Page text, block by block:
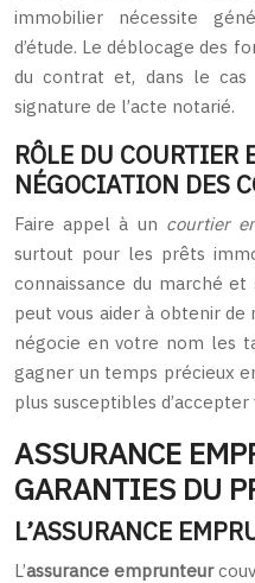
immobilier nécessite
d’étude. Le déblocage des
du contrat et, dans le cas
signature de l’acte notarié.
RÔLE DU COURTIER
NÉGOCIATION DES
Faire appel à un courtier
surtout pour les prêts
connaissance du marché
peut vous aider à obtenir
négocie en votre nom les
gagner un temps précieux
plus susceptibles d’accepter
ASSURANCE
GARANTIES DU
L’ASSURANCE
L’assurance emprunteur